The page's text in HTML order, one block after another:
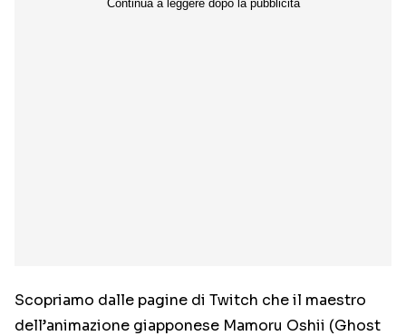
Scopriamo dalle pagine di Twitch che il maestro
dell’animazione giapponese Mamoru Oshii (Ghost